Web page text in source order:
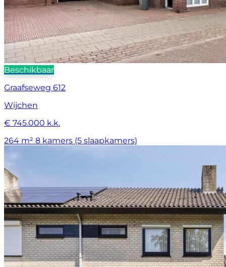
Beschikbaar
Graafseweg 612
Wijchen
€ 745.000 k.k.
264 m² 8 kamers (5 slaapkamers)